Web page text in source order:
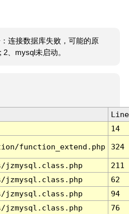
连接数据库失败，可能的原
、mysql未启动。
Line
14
function_extend.php 324
jzmysql.class.php
211
jzmysql.class.php
62
jzmysql.class.php
94
jzmysql.class.php 76